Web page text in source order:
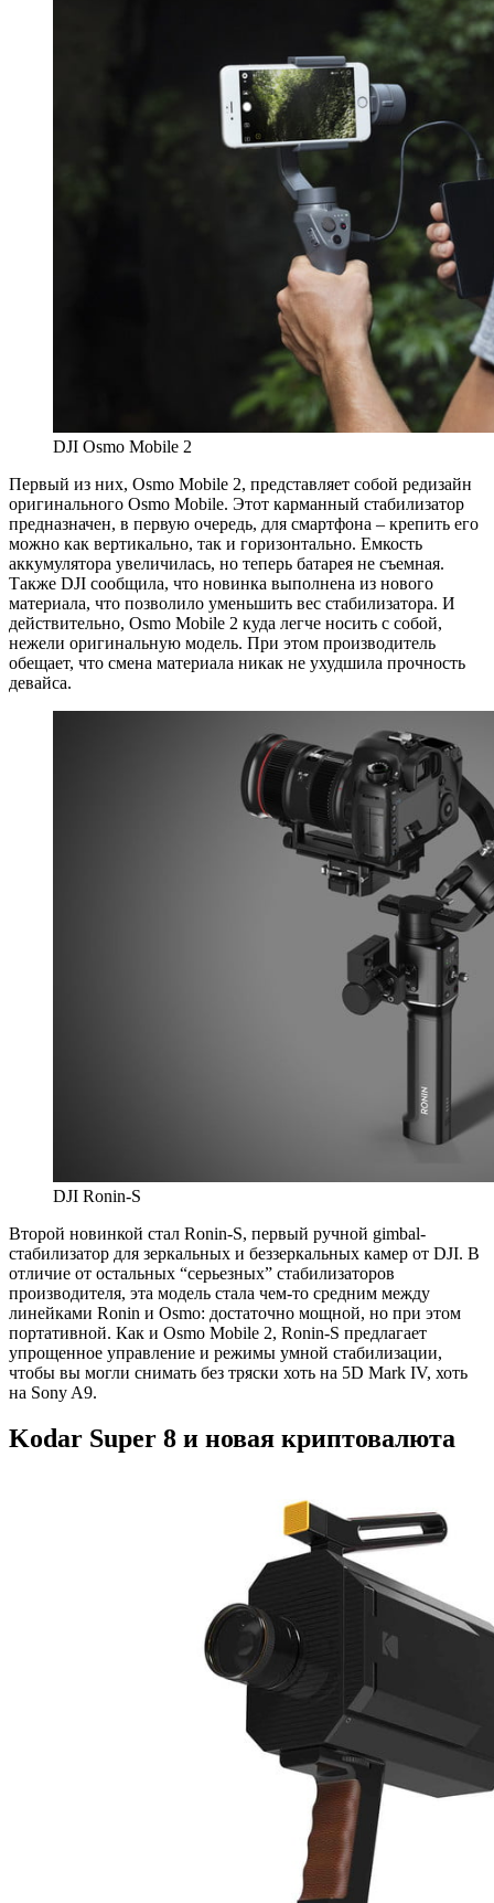
DJI Osmo Mobile 2
Первый из них, Osmo Mobile 2, представляет собой редизайн
оригинального Osmo Mobile. Этот карманный стабилизатор
предназначен, в первую очередь, для смартфона – крепить его
можно как вертикально, так и горизонтально. Емкость
аккумулятора увеличилась, но теперь батарея не съемная.
Также DJI сообщила, что новинка выполнена из нового
материала, что позволило уменьшить вес стабилизатора. И
действительно, Osmo Mobile 2 куда легче носить с собой,
нежели оригинальную модель. При этом производитель
обещает, что смена материала никак не ухудшила прочность
девайса.
DJI Ronin-S
Второй новинкой стал Ronin-S, первый ручной gimbal-
стабилизатор для зеркальных и беззеркальных камер от DJI. В
отличие от остальных “серьезных” стабилизаторов
производителя, эта модель стала чем-то средним между
линейками Ronin и Osmo: достаточно мощной, но при этом
портативной. Как и Osmo Mobile 2, Ronin-S предлагает
упрощенное управление и режимы умной стабилизации,
чтобы вы могли снимать без тряски хоть на 5D Mark IV, хоть
на Sony A9.
Kodar Super 8 и новая криптовалюта